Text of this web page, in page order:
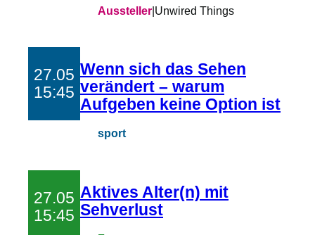
Aussteller|Unwired Things
27.05
15:45
Wenn sich das Sehen
verändert – warum
Aufgeben keine Option ist
sport
27.05
15:45
Aktives Alter(n) mit
Sehverlust